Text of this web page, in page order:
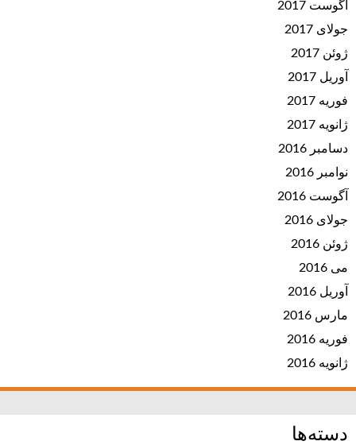
آگوست 2017
جولای 2017
ژوئن 2017
آوریل 2017
فوریه 2017
ژانویه 2017
دسامبر 2016
نوامبر 2016
آگوست 2016
جولای 2016
ژوئن 2016
می 2016
آوریل 2016
مارس 2016
فوریه 2016
ژانویه 2016
دسته‌ها